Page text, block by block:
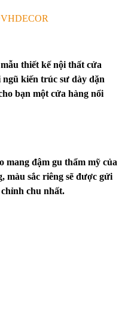
thiết kế nội thất cửa
kiến trúc sư dày dặn
bạn một cửa hàng nổi
mang đậm gu thẩm mỹ của
màu sắc riêng sẽ được gửi
chu nhất.